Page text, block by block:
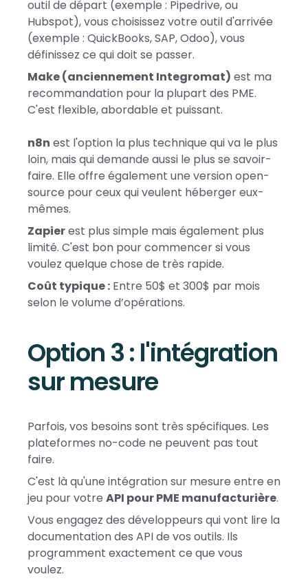
outil de départ (exemple : Pipedrive, ou
Hubspot), vous choisissez votre outil d'arrivée
(exemple : QuickBooks, SAP, Odoo), vous
définissez ce qui doit se passer.
Make (anciennement Integromat) est ma
recommandation pour la plupart des PME.
C'est flexible, abordable et puissant.
n8n est l'option la plus technique qui va le plus
loin, mais qui demande aussi le plus se savoir-
faire. Elle offre également une version open-
source pour ceux qui veulent héberger eux-
mêmes.
Zapierest plus simple mais également plus
limité. C'est bon pour commencer si vous
voulez quelque chose de très rapide.
Coût typique : Entre 50$ et 300$ par mois
selon le volume d’opérations.
Option 3 : l'intégration
sur mesure
Parfois, vos besoins sont très spécifiques. Les
plateformes no-code ne peuvent pas tout
faire.
C'est là qu'une intégration sur mesure entre en
jeu pour votre API pour PME manufacturière.
Vous engagez des développeurs qui vont lire la
documentation des API de vos outils. Ils
programment exactement ce que vous
voulez.